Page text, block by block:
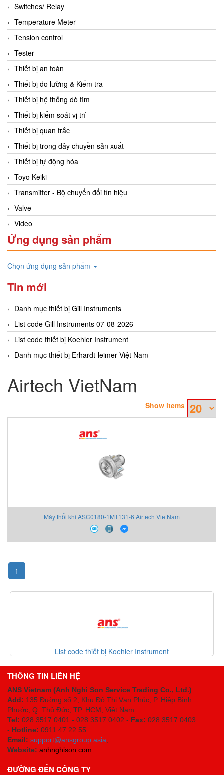
Switches/ Relay
Temperature Meter
Tension control
Tester
Thiết bị an toàn
Thiết bị đo lường & Kiểm tra
Thiết bị hệ thống dò tìm
Thiết bị kiểm soát vị trí
Thiết bị quan trắc
Thiết bị trong dây chuyền sản xuất
Thiết bị tự động hóa
Toyo Keiki
Transmitter - Bộ chuyển đổi tín hiệu
Valve
Video
Ứng dụng sản phẩm
Chọn ứng dụng sản phẩm
Tin mới
Danh mục thiết bị Gill Instruments
List code Gill Instruments 07-08-2026
List code thiết bị Koehler Instrument
Danh mục thiết bị Erhardt-leimer Việt Nam
Airtech VietNam
Show items
Máy thổi khí ASC0180-1MT131-6 Airtech VietNam
1
List code thiết bị Koehler Instrument
THÔNG TIN LIÊN HỆ
ANS Vietnam (Anh Nghi Son Service Trading Co., Ltd.)
Add: 135 Đường số 2, Khu Đô Thị Vạn Phúc, P. Hiệp Bình
Phước, Q. Thủ Đức, TP. HCM , Việt Nam
Tel: 028 3517 0401 - 028 3517 0402 - Fax: 028 3517 0403
- Hotline: 0911 47 22 55
Email: support@ansgroup.asia;
Website: anhnghison.com
ĐƯỜNG ĐẾN CÔNG TY